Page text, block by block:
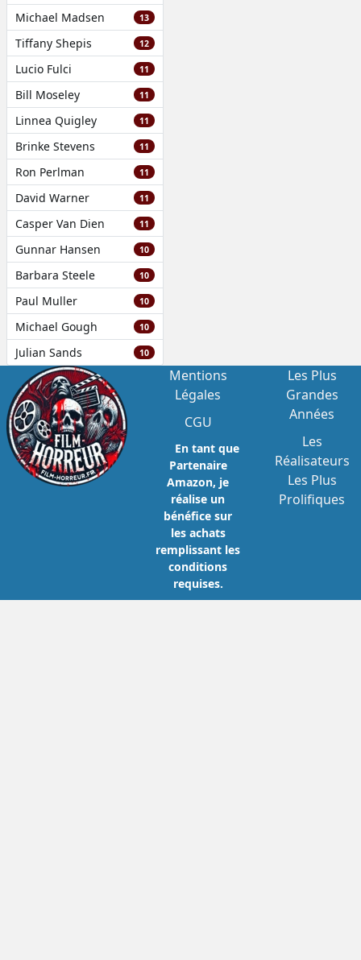
Michael Madsen 13
Tiffany Shepis 12
Lucio Fulci 11
Bill Moseley 11
Linnea Quigley 11
Brinke Stevens 11
Ron Perlman 11
David Warner 11
Casper Van Dien 11
Gunnar Hansen 10
Barbara Steele 10
Paul Muller 10
Michael Gough 10
Julian Sands 10
Mentions
Légales
CGU
En tant que
Partenaire
Amazon, je
réalise un
bénéfice sur
les achats
remplissant les
conditions
requises.
Les Plus
Grandes
Années
Les
Réalisateurs
Les Plus
Prolifiques